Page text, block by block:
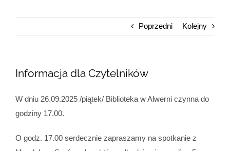
Poprzedni Kolejny
Informacja dla Czytelników
W dniu 26.09.2025 /piątek/ Biblioteka w Alwerni czynna do
godziny 17.00.
O godz. 17.00 serdecznie zapraszamy na spotkanie z